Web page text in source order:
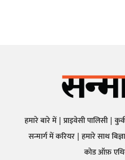
हमारे बारे में प्राइवेसी पालिसी
सन्मार्ग में करियर हमारे साथ
कोड ऑफ़